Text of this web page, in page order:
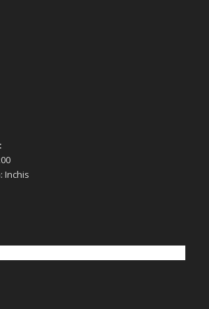
Inchis